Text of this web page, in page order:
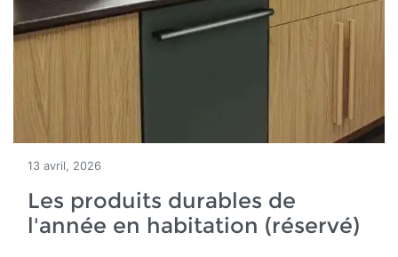
13 avril, 2026
Les produits durables de
l'année en habitation (réservé)